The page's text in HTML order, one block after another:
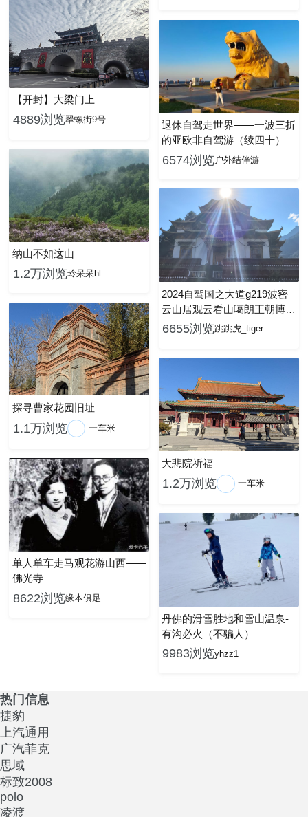
【开封】大梁门上
4889浏览翠螺街9号
纳山不如这山
1.2万浏览玲呆呆hl
探寻曹家花园旧址
1.1万浏览 一车米
单人单车走马观花游山西——
佛光寺
8622浏览缘本俱足
退休自驾走世界——一波三折
的亚欧非自驾游（续四十）
6574浏览户外结伴游
2024自驾国之大道g219波密
云山居观云看山噶朗王朝博物
馆
6655浏览跳跳虎_tiger
大悲院祈福
1.2万浏览 一车米
丹佛的滑雪胜地和雪山温泉-
有沟必火（不骗人）
9983浏览yhzz1
热门信息
捷豹
上汽通用
广汽菲克
思域
标致2008
polo
凌渡